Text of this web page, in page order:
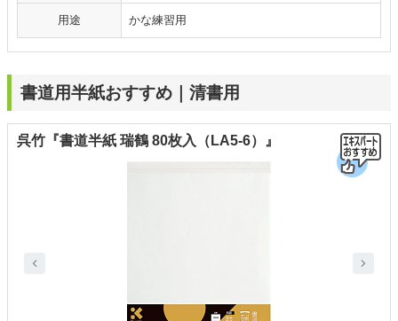
用途 かな練習用
書道用半紙おすすめ｜清書用
呉竹『書道半紙 瑞鶴 80枚入（LA5-6）』